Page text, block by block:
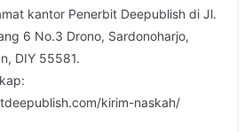
kantor Penerbit Deepublish di Jl.
6 No.3 Drono, Sardonoharjo,
DIY 55581.
kirim-naskah/